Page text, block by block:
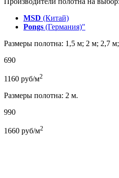
MSD (Китай)
Pongs (Германия)"
Размеры полотна: 1,5 м; 2 м; 2,7
690
1160 руб/м2
Размеры полотна: 2 м.
990
1660 руб/м2